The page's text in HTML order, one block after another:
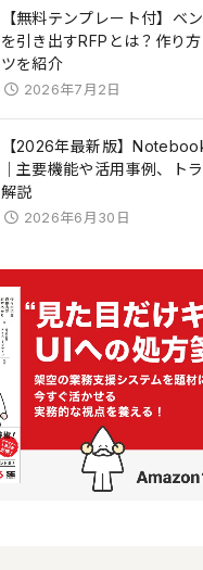
【無料テンプレート付】ベ
を引き出すRFPとは？作り
ツを紹介
2026年7月2日
【2026年最新版】
｜主要機能や活用事例、ト
解説
2026年6月30日